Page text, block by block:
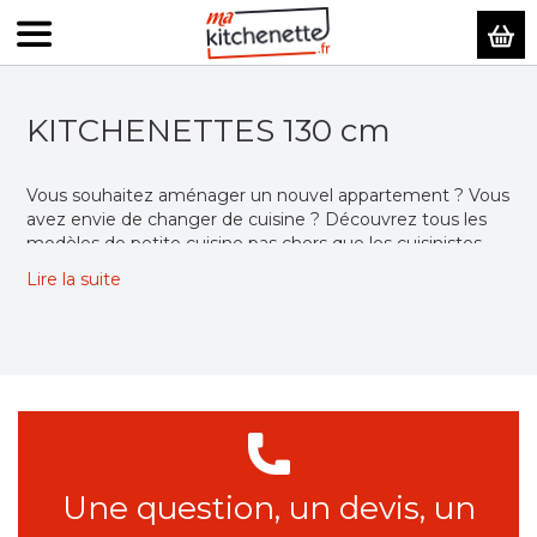
KITCHENETTES 130 cm
Vous souhaitez aménager un nouvel appartement ? Vous
avez envie de changer de cuisine ? Découvrez tous les
modèles de petite cuisine pas chers que les cuisinistes
designers de Ma Kitchenette ont pensés et fabriqués
pour vous. Vous retrouverez toutes leurs caractéristiques
Nos modèles de kitchenette
Vous pourrez découvrir, sur notre site, différents modèles
Lire la suite
Une question, un devis, un